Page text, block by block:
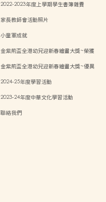
2022-2023年度上學期學生書簿雜費
家長教師會活動照片
小童軍成就
金紫荊盃全港幼兒迎新春繪畫大獎~榮獲
金紫荊盃全港幼兒迎新春繪畫大獎~優異
2024-25年度學習活動
2023-24年度中華文化學習活動
聯絡我們